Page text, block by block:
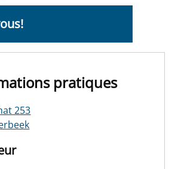
pratiques
253